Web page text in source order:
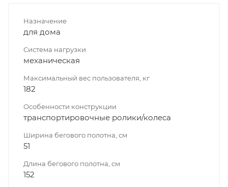
Назначение
для дома
Система нагрузки
механическая
Максимальный вес пользователя, кг
182
Особенности конструкции
транспортировочные ролики/колеса
Ширина бегового полотна, см
51
Длина бегового полотна, см
152